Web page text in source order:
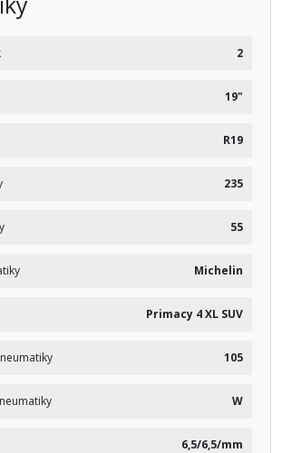
2
19"
R19
235
55
Michelin
Primacy 4 XL SUV
105
W
6,5/6,5/mm